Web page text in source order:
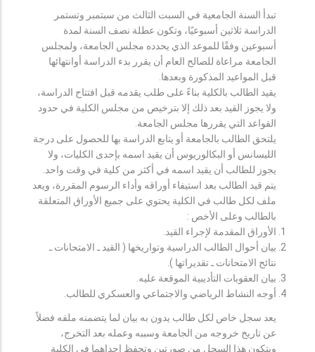
تبدأ السنة الجامعية في السبت الثالث من سبتمبر وتستمر
الدراسة ثلاثين أسبوعيًا، وتكون عطلة نصف السنة لمدة
أسبوعين وفقًا للموعد الذي يحدده مجلس الجامعة، ولمجلس
الجامعة مراعاة للصالح العام أن يقرر بدء الدراسة أوانتهائها
قبل المواعيد المذكورة وبعدها.
يقيد الطالب بالكلية بناءً على طلب يقدمه قبل افتتاح الدراسة،
ولا يجوز القيد بعد ذلك إلا بترخيص من مجلس الكلية في حدود
القواعد التي يقررها مجلس الجامعة.
يلتحق الطالب بالجامعة أو يتابع الدراسة بها للحصول على درجة
الليسانس أو البكالوريوس أن يقيد اسمه بإحدى الكليات، ولا
يجوز للطالب أن يقيد اسمه في أكثر من كلية في وقت واحد.
يتم قيد الطالب بعد استيفاء أوراقه وأداء الرسوم المقررة، ويعد
ملف لكل طالب في الكلية يحتوي على جميع الأوراق المتعلقة
بالطالب وعلى الأخص :
الأوراق المقدمة لإجراء القيد.
بيان أحوال الطالب الدراسية وتواريخها ( القيد ـ الامتحانات ـ
نتائح الامتحانات ـ تقديراتها ).
بيان العقوبات التأديبية الموقعة عليه.
أوجه النشاط الرياضي والاجتماعي والعسكري للطالب.
يعد سجل خاص لكل طالب يدون به بيان لما يتضمنه ملفه فضلاً
عن تاريخ خروجه من الجامعة وسببه وعمله بعد التخرج،
ويتكون هذا السجل من صورتين وتحفظ احداهما في الكلية